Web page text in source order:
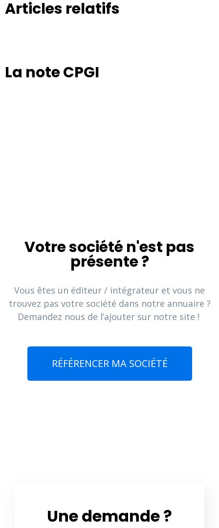
Articles relatifs
La note CPGI
Votre société n'est pas
présente ?
Vous êtes un éditeur / intégrateur et vous ne
trouvez pas votre société dans notre annuaire ?
Demandez nous de l’ajouter sur notre site !
RÉFÉRENCER MA SOCIÉTÉ
Une demande ?